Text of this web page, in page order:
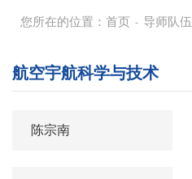
您所在的位置： 首页 - 导师队伍
航空宇航科学与技术
陈宗南